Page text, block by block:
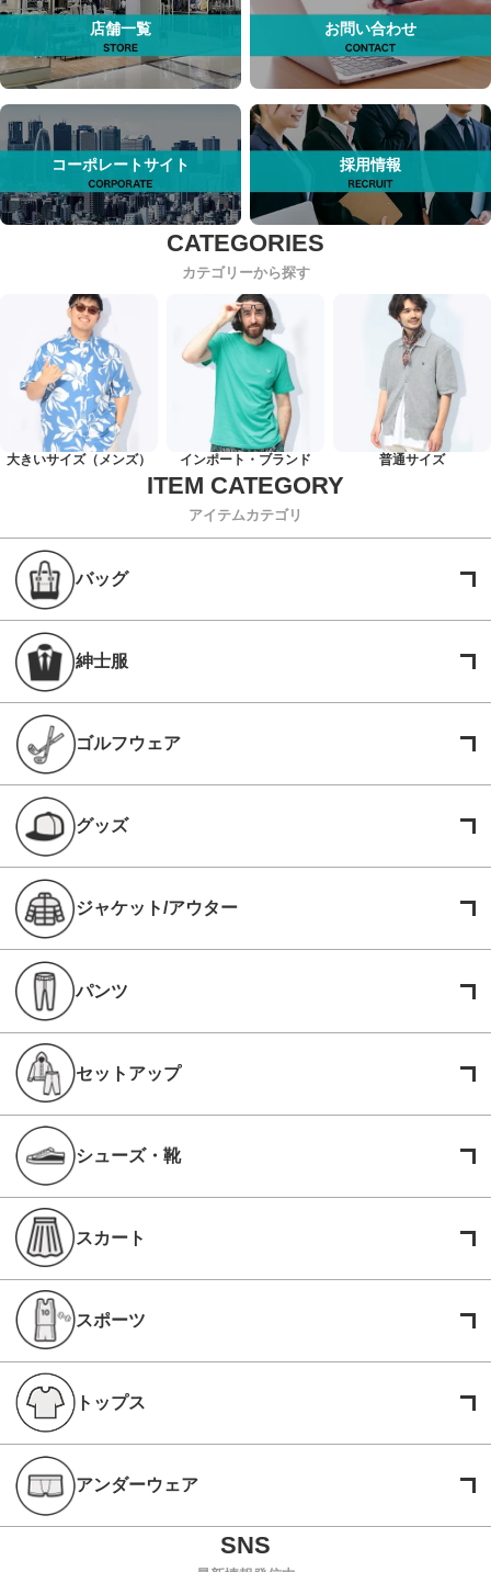
店舗一覧 お問い合わせ
コーポレートサイト 採用情報
カテゴリーから探す
大きいサイズ（メンズ） インポート・ブランド 普通サイズ
アイテムカテゴリ
バッグ
紳士服
ゴルフウェア
グッズ
ジャケット/アウター
パンツ
セットアップ
シューズ・靴
スカート
スポーツ
トップス
アンダーウェア